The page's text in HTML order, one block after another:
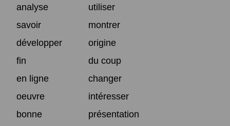
analyse
utiliser
savoir
montrer
développer
origine
fin
du coup
en ligne
changer
oeuvre
intéresser
bonne
présentation